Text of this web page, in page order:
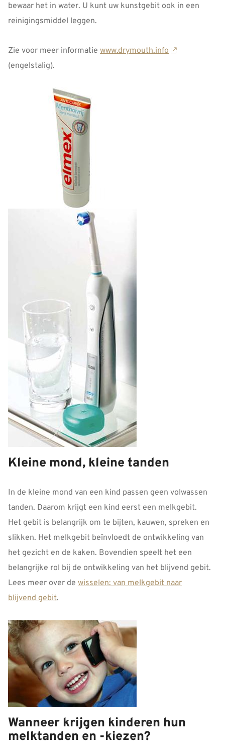
bewaar het in water. U kunt uw kunstgebit ook in een
reinigingsmiddel leggen.
Zie voor meer informatie www.drymouth.info
(engelstalig).
Kleine mond, kleine tanden
In de kleine mond van een kind passen geen volwassen
tanden. Daarom krijgt een kind eerst een melkgebit.
Het gebit is belangrijk om te bijten, kauwen, spreken en
slikken. Het melkgebit beïnvloedt de ontwikkeling van
het gezicht en de kaken. Bovendien speelt het een
belangrijke rol bij de ontwikkeling van het blijvend gebit.
Lees meer over de wisselen: van melkgebit naar
blijvend gebit.
Wanneer krijgen kinderen hun
melktanden en -kiezen?